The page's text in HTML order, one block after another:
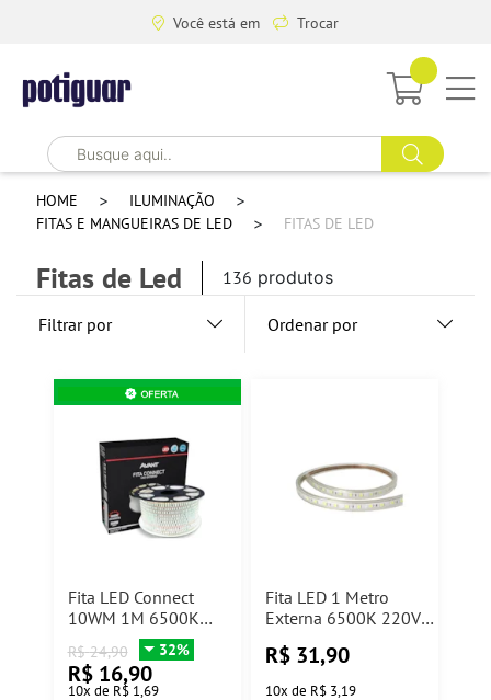
Você está em Trocar
HOME
ILUMINAÇÃO
FITAS E MANGUEIRAS DE LED
FITAS DE LED
Fitas de Led 136 produtos
Filtrar por Ordenar por
Fita LED Connect
10WM 1M 6500K
IP65 Avant
R$ 24,90 32%
R$ 16,90
10x de R$ 1,69
Fita LED 1 Metro
Externa 6500K 220V
R$ 31,90
10x de R$ 3,19